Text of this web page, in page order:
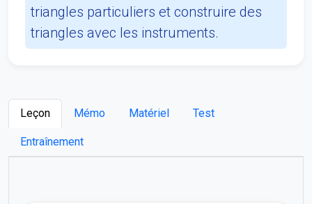
triangles particuliers et construire des
triangles avec les instruments.
Leçon Mémo Matériel Test
Entraînement